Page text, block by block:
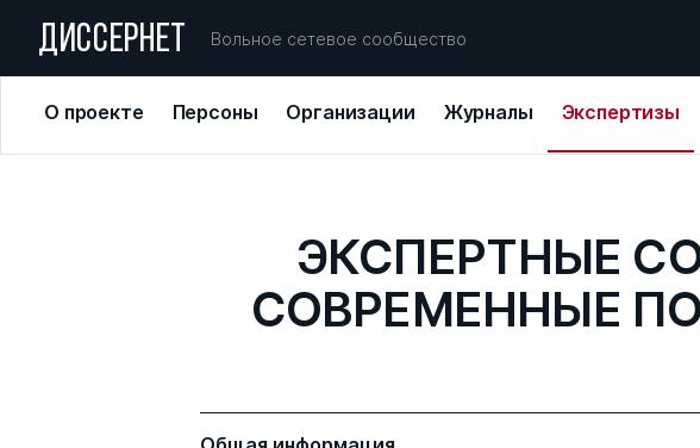
ДИССЕРНЕТ Вольное сетевое сообщество
О проекте Персоны Организации Журналы Экспертизы
ЭКСПЕРТНЫЕ
СОВРЕМЕННЫЕ